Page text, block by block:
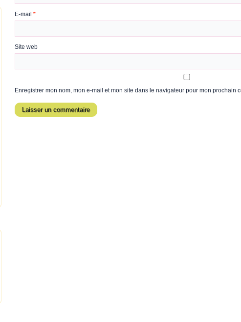
E-mail *
Site web
Enregistrer mon nom, mon e-mail et mon site dans le navigateur pour mon prochain